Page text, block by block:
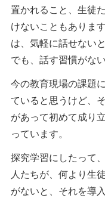
置かれること、生徒
けないこともありま
は、気軽に話せない
でも、話す習慣がな
今の教育現場の課題
ていると思うけど、
があって初めて成り
っています。
探究学習にしたって
人たちが、何より生
がないと、それを導